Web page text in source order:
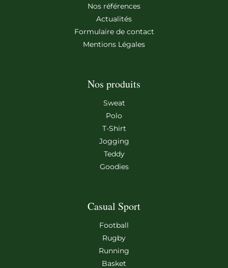
Nos références
Actualités
Formulaire de contact
Mentions Légales
Nos produits
Sweat
Polo
T-Shirt
Jogging
Teddy
Goodies
Casual Sport
Football
Rugby
Running
Basket